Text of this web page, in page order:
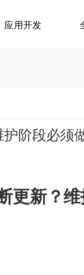
应用开发
阶段必须
更新？